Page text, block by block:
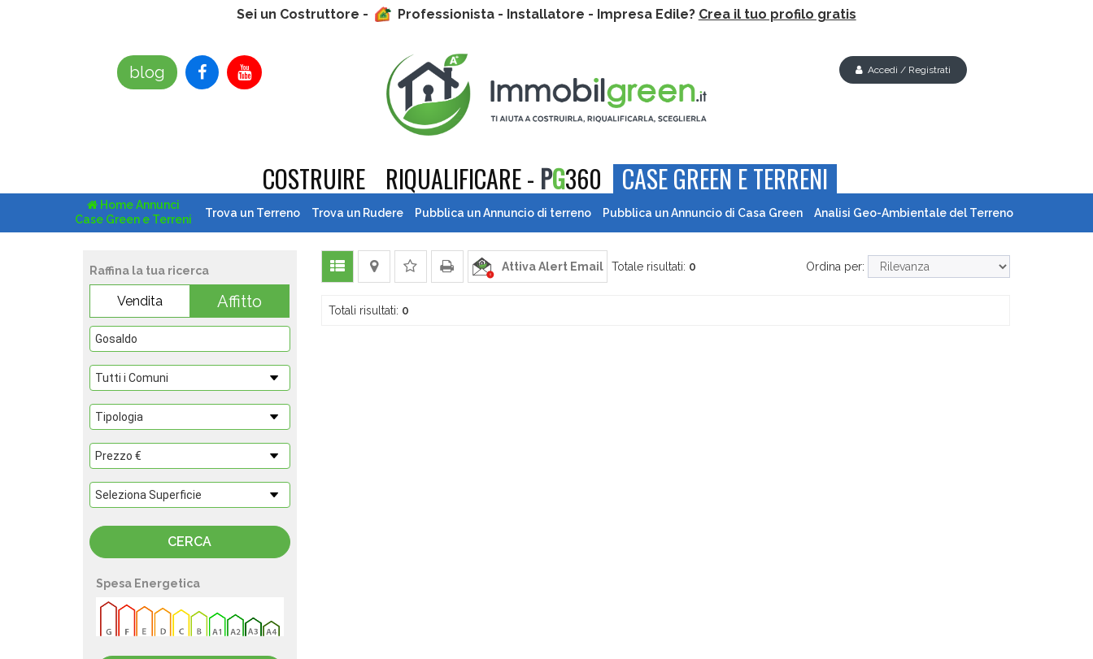
Sei un Costruttore - Professionista - Installatore - Impresa Edile? Crea il tuo profilo gratis
blog Accedi / Registrati
COSTRUIRE RIQUALIFICARE - PG360 CASE GREEN E TERRENI
Home Annunci
Case Green e Terreni
Trova un Terreno Trova un Rudere Pubblica un Annuncio di terreno Pubblica un Annuncio di Casa Green Analisi Geo-Ambientale del Terreno
Raffina la tua ricerca
Vendita Affitto
Spesa Energetica
Attiva Alert Email Totale risultati: 0 Ordina per:
Totali risultati: 0